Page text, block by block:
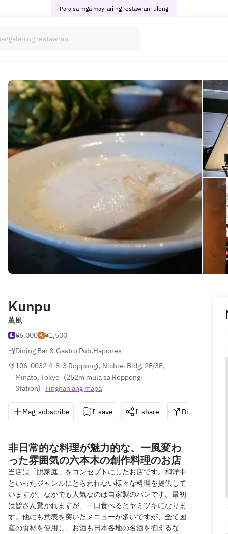
Para sa mga may-ari ng restawranTulong
Kunpu
薫風
¥6,000
¥1,500
Dining Bar & Gastro Pub,Hapones
106-0032 4-8-3 Roppongi, Nichiei Bldg, 2F/3F,
Minato, Tokyo (252m mula sa Roppongi
Station) Tingnan ang mapa
Mag-subscribe I-save I-share Direksyon
非日常的な料理が魅力的な、一風変わ
った雰囲気の六本木の創作料理のお店
当店は「脱家庭」をコンセプトにしたお店です。和洋中
といったジャンルにとらわれない様々な料理を提供して
いますが、なかでも人気なのは自家製のパンです。最初
は皆さん驚かれますが、一口食べるとヤミツキになりま
す。他にも意表を突いたメニューが多いですが、全て国
産の食材を使用し、お酒も日本各地の名酒を揃えるな